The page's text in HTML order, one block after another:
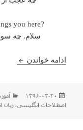
?Hello. What a surprise? What brings you here
سلام. چه
ادامه خواندن ۴۰ اصطلاح ضروری روزمره انگلیسی
ارسال
شده
۱۳۹۶-۰۳-۲۰
اصطلاحات انگلیسی،زبان